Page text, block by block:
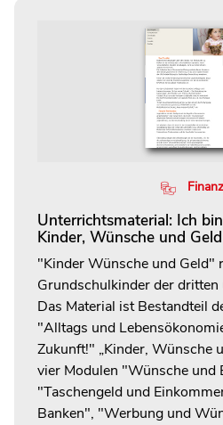
Unterrichtsmaterial: Ich
Kinder, Wünsche und Geld
"Kinder Wünsche und Geld"
Grundschulkinder der dritten
Das Material ist Bestandteil
"Alltags und
Zukunft!" „Kinder, Wünsche
vier Modulen "Wünsche und
"Taschengeld und
Banken", "Werbung und